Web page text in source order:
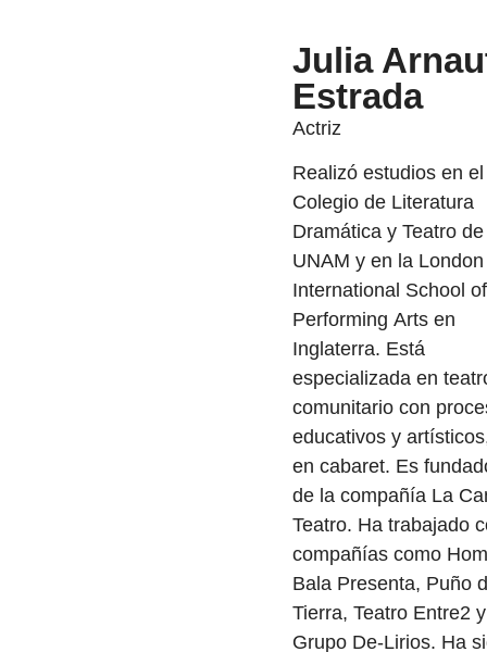
Julia
Estrada
Actriz
Realizó estudios en el
Colegio de Literatura
Dramática y Teatro
UNAM y en la London
International School of
Performing Arts en
Inglaterra. Está
especializada en
comunitario con
educativos y
en cabaret. Es
de la compañía La
Teatro. Ha trabajado
compañías como
Bala Presenta, Puño
Tierra, Teatro Entre2 y
Grupo De-Lirios. Ha